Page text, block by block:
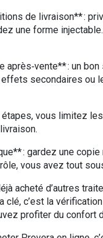
de livraison** :
une forme
après‑vente** : un
secondaires ou
étapes, vous limitez
: gardez une
vous avez tout
acheté d’autres
clé, c’est la
profiter du confort